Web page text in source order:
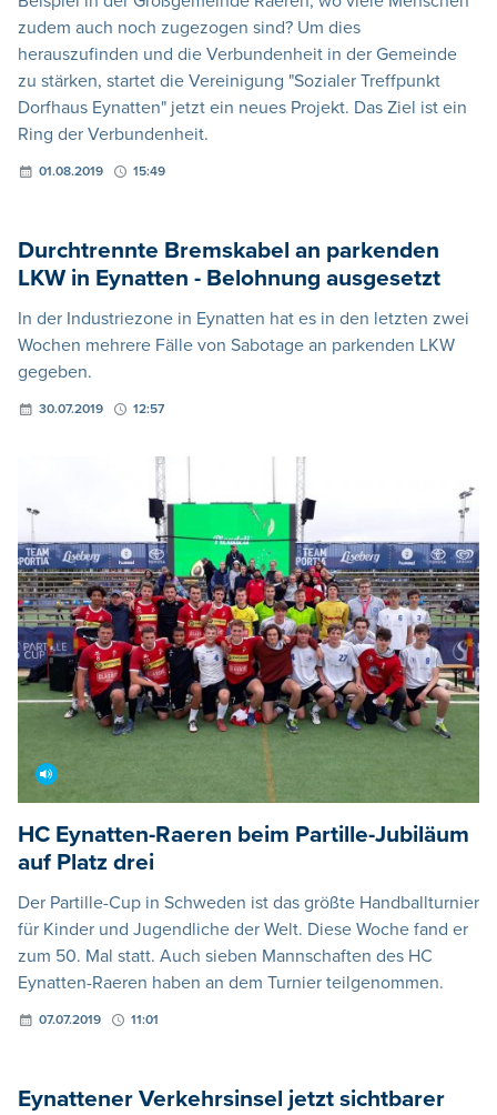
zudem auch noch zugezogen sind? Um dies
herauszufinden und die Verbundenheit in der Gemeinde
zu stärken, startet die Vereinigung "Sozialer Treffpunkt
Dorfhaus Eynatten" jetzt ein neues Projekt. Das Ziel ist ein
Ring der Verbundenheit.
01.08.2019 15:49
Durchtrennte Bremskabel an parkenden
LKW in Eynatten - Belohnung ausgesetzt
In der Industriezone in Eynatten hat es in den letzten zwei
Wochen mehrere Fälle von Sabotage an parkenden LKW
gegeben.
30.07.2019 12:57
HC Eynatten-Raeren beim Partille-Jubiläum
auf Platz drei
Der Partille-Cup in Schweden ist das größte Handballturnier
für Kinder und Jugendliche der Welt. Diese Woche fand er
zum 50. Mal statt. Auch sieben Mannschaften des HC
Eynatten-Raeren haben an dem Turnier teilgenommen.
07.07.2019 11:01
Eynattener Verkehrsinsel jetzt sichtbarer